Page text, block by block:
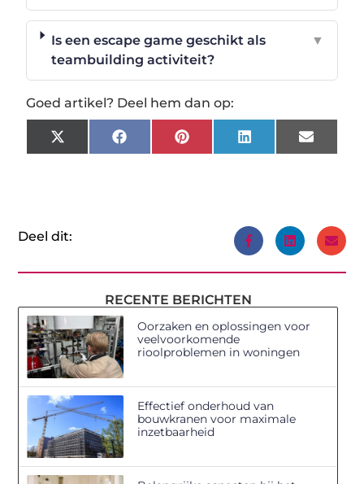
Is een escape game geschikt als
teambuilding activiteit?
▼
Goed artikel? Deel hem dan op:
X
(Twitter)
FacebookPinterestLinkedInEmail
Deel dit:
RECENTE BERICHTEN
Oorzaken en oplossingen voor
veelvoorkomende
rioolproblemen in woningen
Effectief onderhoud van
bouwkranen voor maximale
inzetbaarheid